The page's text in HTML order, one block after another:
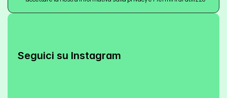
Seguici su Instagram